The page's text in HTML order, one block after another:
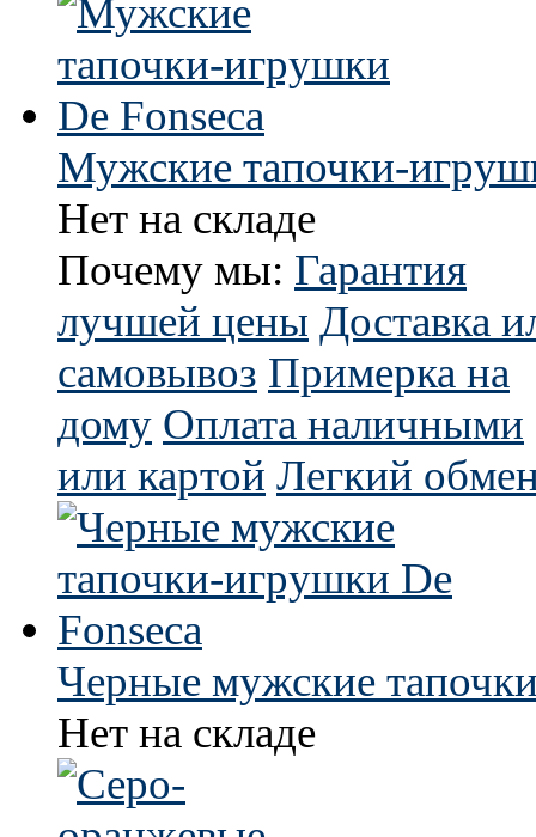
Мужские тапочки-
Нет на складе
Почему мы: Гарантия
лучшей цены Доставка
самовывоз Примерка на
дому Оплата наличными
или картой Легкий
Черные мужские
Нет на складе